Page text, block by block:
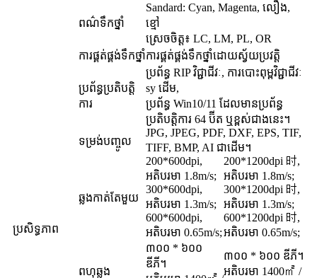
ពណ៌ទឹកថ្នាំ
Sandard: Cyan, Magenta, លឿង,
ខ្មៅ
ស្រេចចិត្ត៖ LC, LM, PL, OR
ការផ្គត់ផ្គង់ទឹកថ្នាំការផ្គត់ផ្គង់ទឹកថ្នាំដោយស្វ័យប្រវត្តិ
ប្រព័ន្ធប្រតិបត្តិ
ការ
ប្រព័ន្ធ RIP វិជ្ជាជីវៈ, ការបោះពុម្ពវិជ្ជាជីវៈ
sy ដើម,
ប្រព័ន្ធ Win10/11 ដែលមានប្រព័ន្ធ
ប្រតិបត្តិការ 64 ប៊ីត ឬខ្ពស់ជាងនេះ។
ទម្រង់បញ្ចូល
JPG, JPEG, PDF, DXF, EPS, TIF,
TIFF, BMP, AI ជាដើម។
ប្រសិទ្ធភាព
ឆ្លងកាត់តែមួយ
200*600dpi,
អតិបរមា 1.8m/s;
300*600dpi,
អតិបរមា 1.3m/s;
600*600dpi,
អតិបរមា 0.65m/s;
200*1200dpi 时,
អតិបរមា 1.8m/s;
300*1200dpi 时,
អតិបរមា 1.3m/s;
600*1200dpi 时,
អតិបរមា 0.65m/s;
ពហុឆ្លង
៣០០ * ៦០០
ឌីភី។
៣០០ * ៦០០ ឌីភី។
អតិបរមា 1400㎡ /